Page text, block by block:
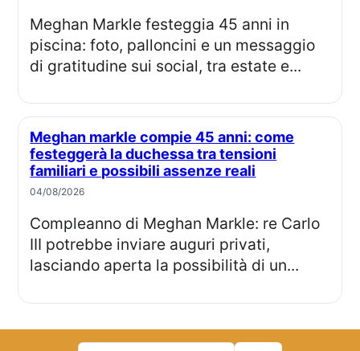
Meghan Markle festeggia 45 anni in
piscina: foto, palloncini e un messaggio
di gratitudine sui social, tra estate e...
Meghan markle compie 45 anni: come
festeggerà la duchessa tra tensioni
familiari e possibili assenze reali
04/08/2026
Compleanno di Meghan Markle: re Carlo
III potrebbe inviare auguri privati,
lasciando aperta la possibilità di un...